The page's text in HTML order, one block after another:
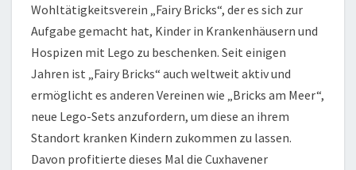
Wohltätigkeitsverein „Fairy Bricks“, der es sich zur
Aufgabe gemacht hat, Kinder in Krankenhäusern und
Hospizen mit Lego zu beschenken. Seit einigen
Jahren ist „Fairy Bricks“ auch weltweit aktiv und
ermöglicht es anderen Vereinen wie „Bricks am Meer“,
neue Lego-Sets anzufordern, um diese an ihrem
Standort kranken Kindern zukommen zu lassen.
Davon profitierte dieses Mal die Cuxhavener